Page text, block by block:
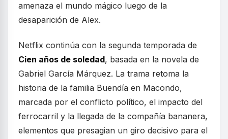
amenaza el mundo mágico luego de la
desaparición de Alex.
Netflix continúa con la segunda temporada de
Cien años de soledad, basada en la novela de
Gabriel García Márquez. La trama retoma la
historia de la familia Buendía en Macondo,
marcada por el conflicto político, el impacto del
ferrocarril y la llegada de la compañía bananera,
elementos que presagian un giro decisivo para el